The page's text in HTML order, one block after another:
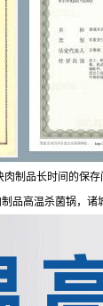
品长时间的保存
品高温杀菌锅，